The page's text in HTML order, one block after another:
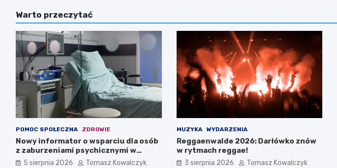
Warto przeczytać
POMOC SPOŁECZNA ZDROWIE
Nowy informator o wsparciu dla osób
z zaburzeniami psychicznymi w
Zachodniopomorskiem na 2026 rok
5 sierpnia 2026 Tomasz Kowalczyk
MUZYKA WYDARZENIA
Reggaenwalde 2026: Darłówko znów
w rytmach reggae!
3 sierpnia 2026 Tomasz Kowalczyk